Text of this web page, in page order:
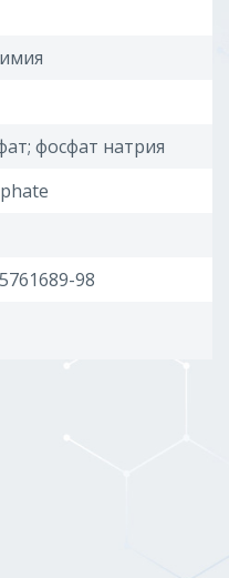
фосфат натрия
98